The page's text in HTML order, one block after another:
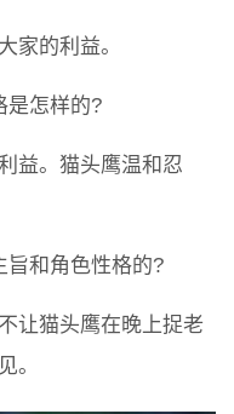
家的利益。
是怎样的?
益。猫头鹰温和忍
旨和角色性格的?
让猫头鹰在晚上捉老
。